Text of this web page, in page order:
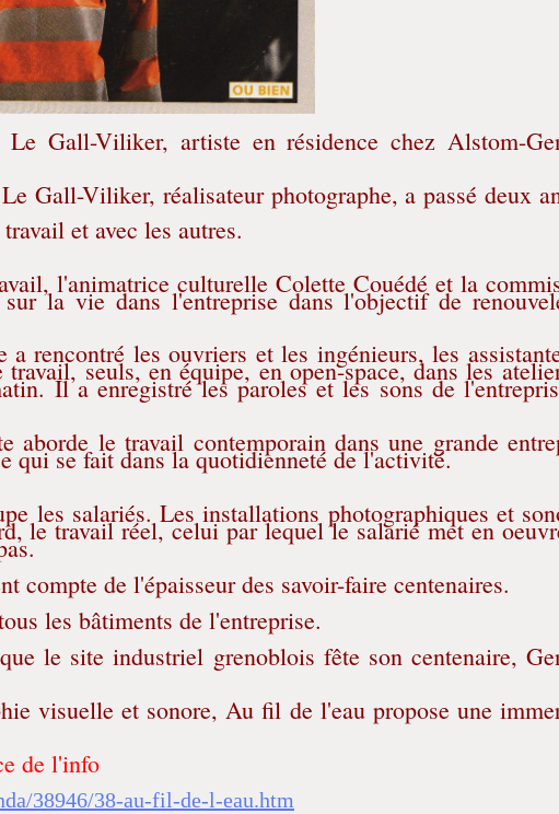
Gall-Viliker, artiste en résidence chez Alstom-
Gall-Viliker, réalisateur photographe, a passé deux
et avec les autres.
l'animatrice culturelle Colette Couédé et la
la vie dans l'entreprise dans l'objectif de
rencontré les ouvriers et les ingénieurs, les
seuls, en équipe, en open-space, dans les
Il a enregistré les paroles et les sons de
aborde le travail contemporain dans une grande
qui se fait dans la quotidienneté de l'activité.
les salariés. Les installations photographiques et
le travail réel, celui par lequel le salarié met en
compte de l'épaisseur des savoir-faire centenaires.
les bâtiments de l'entreprise.
le site industriel grenoblois fête son centenaire,
visuelle et sonore, Au fil de l'eau propose une
de l'info
38946/38-au-fil-de-l-eau.htm